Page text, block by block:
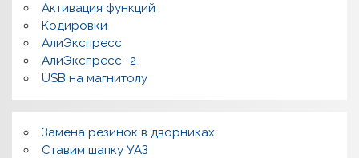
ы
Активация функций
Кодировки
АлиЭкспресс
АлиЭкспресс -2
USB на магнитолу
Замена резинок в дворниках
Ставим шапку УАЗ